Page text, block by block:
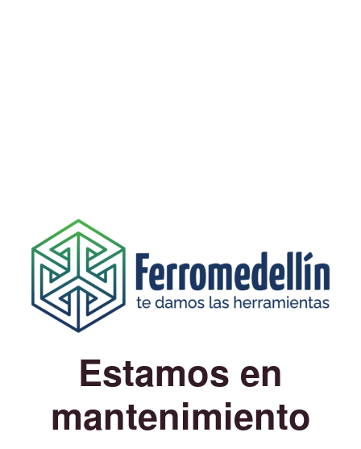
Estamos en
mantenimiento